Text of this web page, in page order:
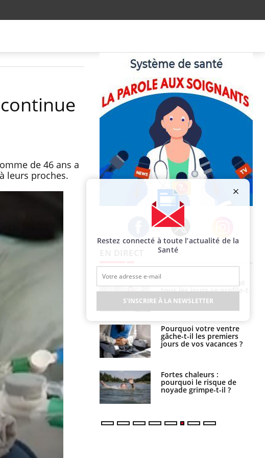
de 46 ans a
leurs proches.
Facebook Twitter Instagram
change dans la prise en
charge des femmes
enceintes
La sieste empêche-t-elle
de dormir la nuit ?
tous les jours se profile-t-
elle enfin ?
Pourquoi votre ventre
gâche-t-il les premiers
jours de vos vacances ?
Fortes chaleurs :
pourquoi le risque de
noyade grimpe-t-il ?
Restez connecté à toute l’actualité de la
Santé
S'INSCRIRE À LA NEWSLETTER